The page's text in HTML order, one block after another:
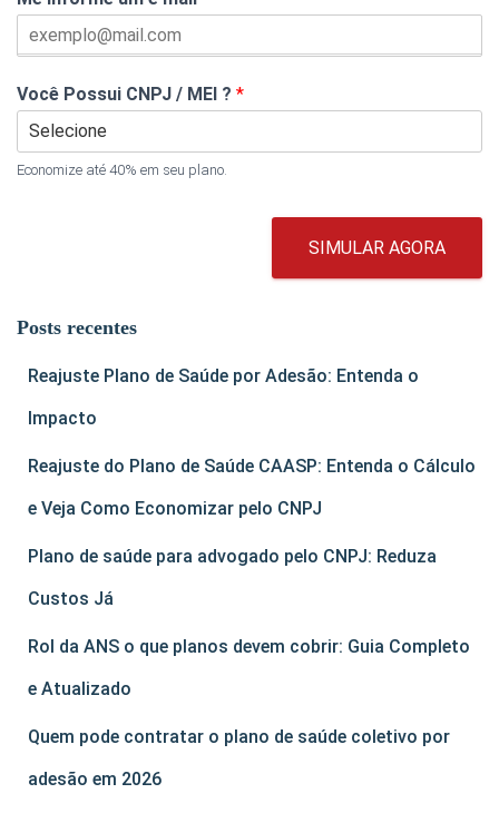
Você Possui CNPJ / MEI ? *
Economize até 40% em seu plano.
SIMULAR AGORA
Posts recentes
Reajuste Plano de Saúde por Adesão: Entenda o
Impacto
Reajuste do Plano de Saúde CAASP: Entenda o Cálculo
e Veja Como Economizar pelo CNPJ
Plano de saúde para advogado pelo CNPJ: Reduza
Custos Já
Rol da ANS o que planos devem cobrir: Guia Completo
e Atualizado
Quem pode contratar o plano de saúde coletivo por
adesão em 2026